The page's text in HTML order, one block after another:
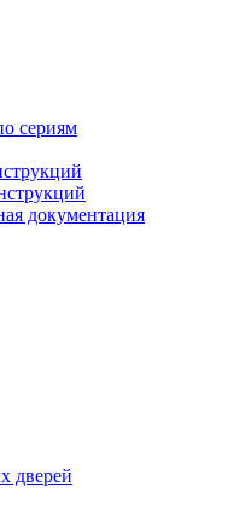
сериям
документация
дверей